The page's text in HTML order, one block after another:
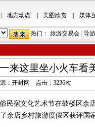
地方动态| 美图欣赏| 媒体
热门： 旅游交易会 导游
来这里坐小火车看
：开封网 点击： 3236次
宿文化艺术节在鼓楼区余店
余店乡村旅游度假区获评国